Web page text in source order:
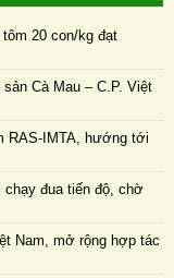
20 con/kg đạt
Cà Mau – C.P. Việt
RAS-IMTA, hướng tới
chạy đua tiến độ, chờ
Nam, mở rộng hợp tác